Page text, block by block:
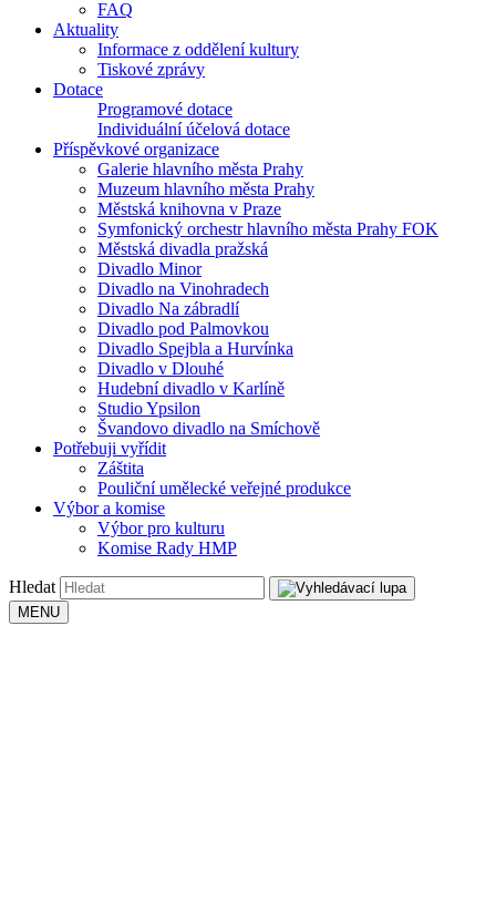
FAQ
Aktuality
Informace z oddělení kultury
Tiskové zprávy
Dotace
Programové dotace
Individuální účelová dotace
Příspěvkové organizace
Galerie hlavního města Prahy
Muzeum hlavního města Prahy
Městská knihovna v Praze
Symfonický orchestr hlavního města Prahy FOK
Městská divadla pražská
Divadlo Minor
Divadlo na Vinohradech
Divadlo Na zábradlí
Divadlo pod Palmovkou
Divadlo Spejbla a Hurvínka
Divadlo v Dlouhé
Hudební divadlo v Karlíně
Studio Ypsilon
Švandovo divadlo na Smíchově
Potřebuji vyřídit
Záštita
Pouliční umělecké veřejné produkce
Výbor a komise
Výbor pro kulturu
Komise Rady HMP
Hledat
MENU